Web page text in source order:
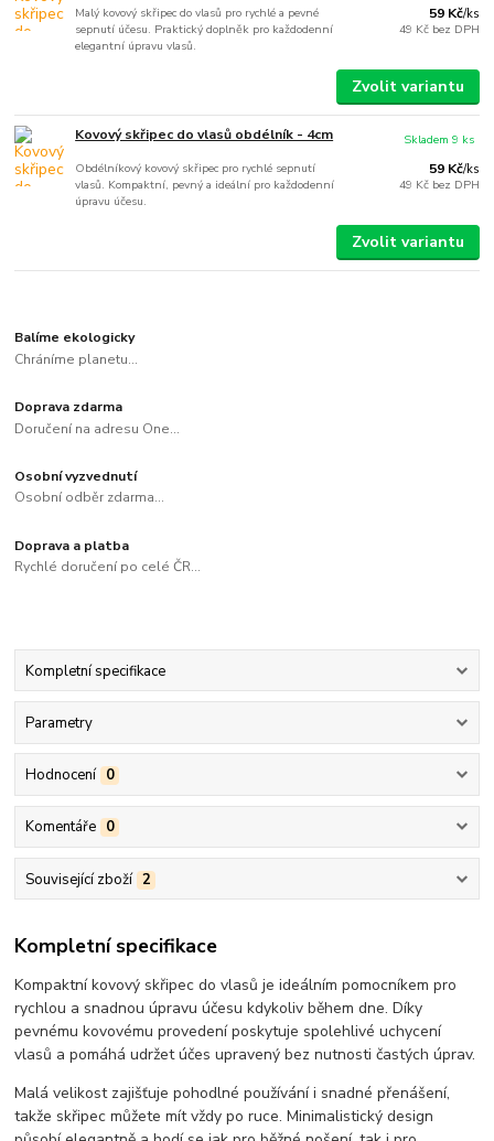
Malý kovový skřipec do vlasů pro rychlé a pevné
sepnutí účesu. Praktický doplněk pro každodenní
elegantní úpravu vlasů.
59 Kč/ks
49 Kč bez DPH
Zvolit variantu
Kovový skřipec do vlasů obdélník - 4cm
Obdélníkový kovový skřipec pro rychlé sepnutí
vlasů. Kompaktní, pevný a ideální pro každodenní
úpravu účesu.
59 Kč/ks
49 Kč bez DPH
Skladem 9 ks
Zvolit variantu
Balíme ekologicky
Chráníme planetu...
Doprava zdarma
Doručení na adresu One...
Osobní vyzvednutí
Osobní odběr zdarma...
Doprava a platba
Rychlé doručení po celé ČR...
Kompletní specifikace
Parametry
Hodnocení 0
Komentáře 0
Související zboží 2
Kompletní specifikace
Kompaktní kovový skřipec do vlasů je ideálním pomocníkem pro
rychlou a snadnou úpravu účesu kdykoliv během dne. Díky
pevnému kovovému provedení poskytuje spolehlivé uchycení
vlasů a pomáhá udržet účes upravený bez nutnosti častých úprav.
Malá velikost zajišťuje pohodlné používání i snadné přenášení,
takže skřipec můžete mít vždy po ruce. Minimalistický design